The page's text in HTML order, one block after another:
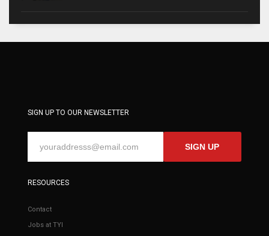
SIGN UP TO OUR NEWSLETTER
SIGN UP
RESOURCES
Contact
Jobs at TYI